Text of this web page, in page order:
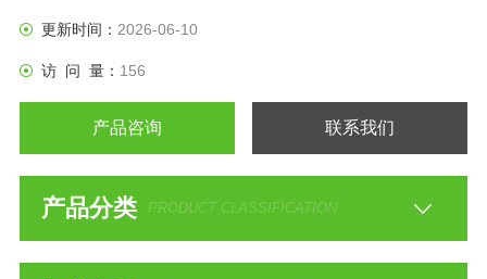
更新时间： 2026-06-10
访 问 量： 156
产品咨询 联系我们
产品分类 PRODUCT CLASSIFICATION